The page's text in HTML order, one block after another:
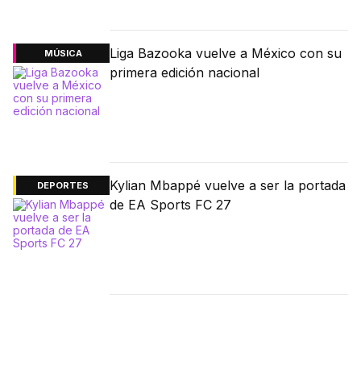
MÚSICA
Liga Bazooka vuelve a México con su
primera edición nacional
DEPORTES
Kylian Mbappé vuelve a ser la portada
de EA Sports FC 27